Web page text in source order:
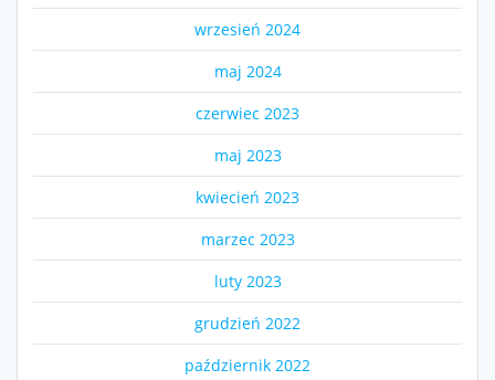
wrzesień 2024
maj 2024
czerwiec 2023
maj 2023
kwiecień 2023
marzec 2023
luty 2023
grudzień 2022
październik 2022